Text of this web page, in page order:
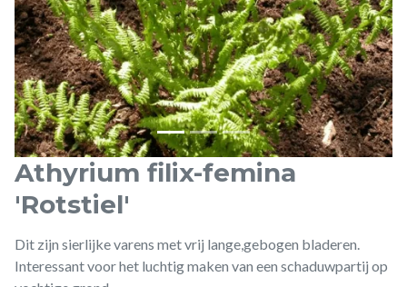
Athyrium filix-femina
'Rotstiel'
Dit zijn sierlijke varens met vrij lange,gebogen bladeren.
Interessant voor het luchtig maken van een schaduwpartij op